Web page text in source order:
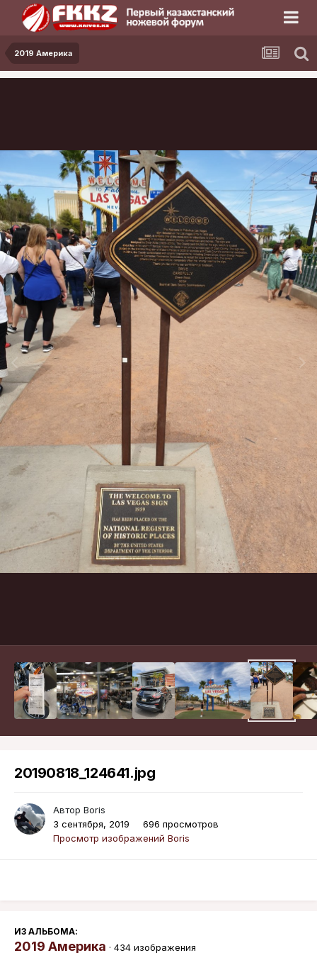
2019 Америка
20190818_124641.jpg
Автор Boris
3 сентября, 2019
696 просмотров
Просмотр изображений Boris
ИЗ АЛЬБОМА:
2019 Америка · 434 изображения